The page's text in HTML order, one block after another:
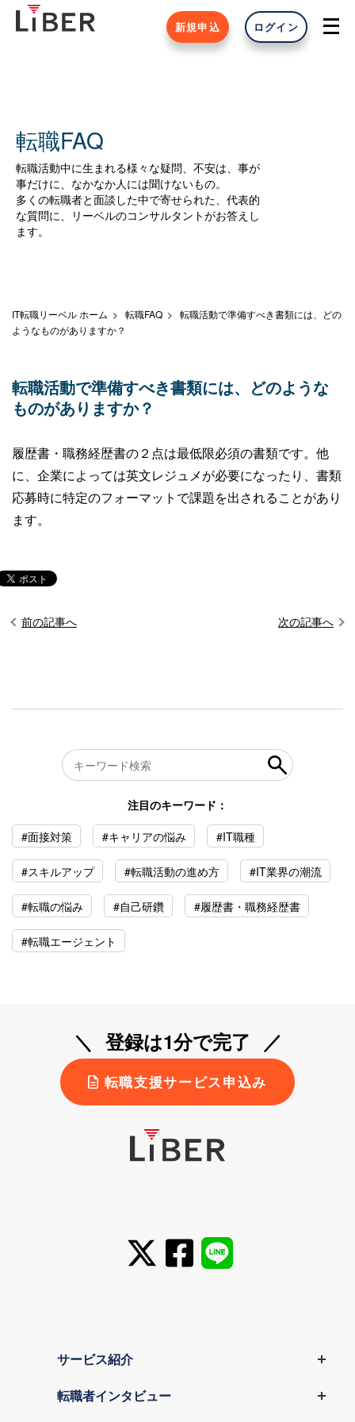
新規申込 ログイン
転職FAQ
転職活動中に生まれる様々な疑問、不安は、事が
事だけに、なかなか人には聞けないもの。
多くの転職者と面談した中で寄せられた、代表的
な質問に、リーベルのコンサルタントがお答えし
ます。
IT転職リーベル ホーム 転職FAQ
転職活動で準備すべき書類には、どの
ようなものがありますか？
転職活動で準備すべき書類には、どのような
ものがありますか？
履歴書・職務経歴書の２点は最低限必須の書類です。他
に、企業によっては英文レジュメが必要になったり、書類
応募時に特定のフォーマットで課題を出されることがあり
ます。
前の記事へ 次の記事へ
注目のキーワード：
#面接対策
#キャリアの悩み #IT職種
#スキルアップ #転職活動の進め方 #IT業界の潮流
#転職の悩み #自己研鑽 #履歴書・職務経歴書
#転職エージェント
登録は1分で完了
転職支援サービス申込み
サービス紹介
転職者インタビュー